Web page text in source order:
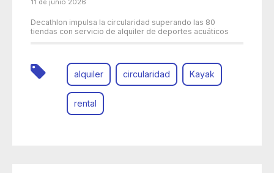
11 de junio 2026
Decathlon impulsa la circularidad superando las 80
tiendas con servicio de alquiler de deportes acuáticos
alquiler circularidad Kayak
rental